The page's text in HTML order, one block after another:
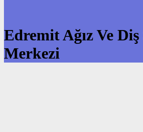
Edremit Ağız Ve Diş
Merkezi